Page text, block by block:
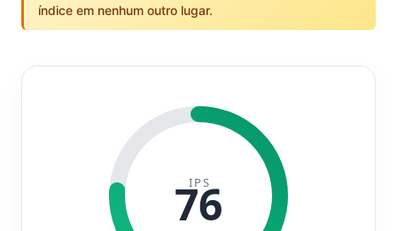
índice em nenhum outro lugar.
IPS
76